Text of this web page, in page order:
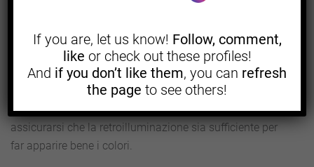
7BOMBE DI FUMO
Quando vuoi creare un’impressionante foto del
matrimonio, fallo con le bombe fumogene, basterà
assicurarsi che la retroilluminazione sia sufficiente per
far apparire bene i colori.
If you are, let us know! Follow, comment,
like or check out these profiles!
And if you don’t like them, you can refresh
the page to see others!